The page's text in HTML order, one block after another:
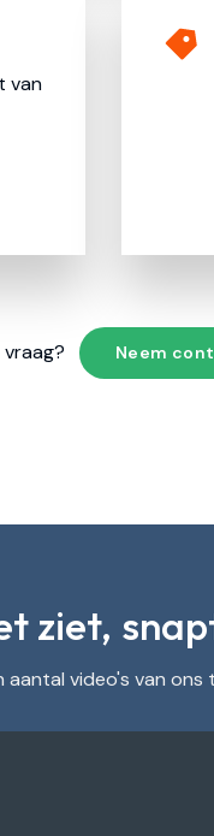
van
Neem
ziet,
aantal video's van ons